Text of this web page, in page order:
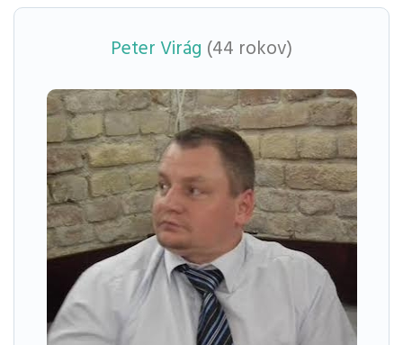
Peter Virág (44 rokov)